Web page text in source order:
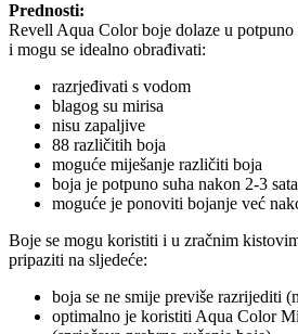
Prednosti:
Revell Aqua Color boje dolaze u
i mogu se idealno obrađivati:
razrjeđivati s vodom
blagog su mirisa
nisu zapaljive
88 različitih boja
moguće miješanje različiti boja
boja je potpuno suha nakon 2-3 sata
moguće je ponoviti bojanje već
Boje se mogu koristiti i u zračnim
pripaziti na sljedeće:
boja se ne smije previše razrijediti
optimalno je koristiti Aqua Color